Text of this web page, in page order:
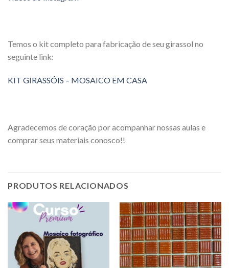
Temos o kit completo para fabricação de seu girassol no
seguinte link:
KIT GIRASSÓIS – MOSAICO EM CASA
Agradecemos de coração por acompanhar nossas aulas e
comprar seus materiais conosco!!
PRODUTOS RELACIONADOS